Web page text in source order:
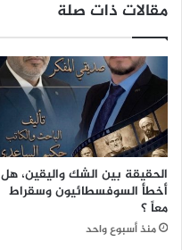
ر
ب
ت
ه
م
ة
ن
ش
ر
م
ا
ص
ا
س
ت
ع
د
ا
د
ا
مقالات ذات صلة
الحقيقة بين الشك واليقين، هل
أخطأ السوفسطائيون وسقراط
معاً ؟
منذ أسبوع واحد